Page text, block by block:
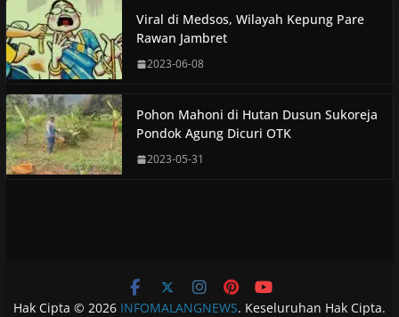
Viral di Medsos, Wilayah Kepung Pare
Rawan Jambret
2023-06-08
Pohon Mahoni di Hutan Dusun Sukoreja
Pondok Agung Dicuri OTK
2023-05-31
Hak Cipta © 2026 INFOMALANGNEWS. Keseluruhan Hak Cipta.